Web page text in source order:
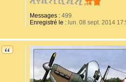
Messages :499
Enregistré le :lun. 08 sept. 2014
CITATION